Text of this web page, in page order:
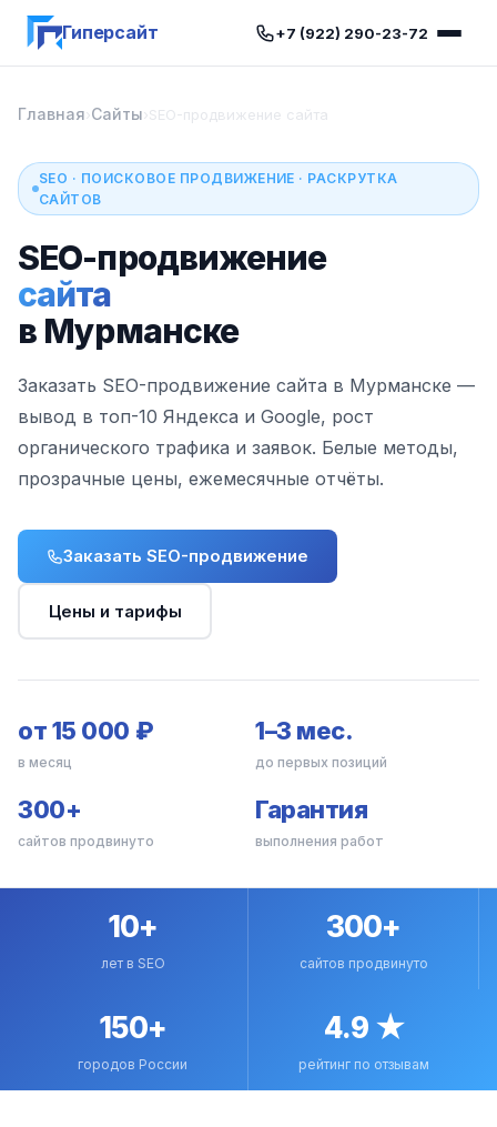
Гиперсайт +7 (922) 290-23-72
Главная›Сайты›SEO-продвижение сайта
SEO · ПОИСКОВОЕ ПРОДВИЖЕНИЕ · РАСКРУТКА
САЙТОВ
SEO-продвижение
сайта
в Мурманске
Заказать SEO-продвижение сайта в Мурманске —
вывод в топ-10 Яндекса и Google, рост
органического трафика и заявок. Белые методы,
прозрачные цены, ежемесячные отчёты.
Заказать SEO-продвижение
Цены и тарифы
от 15 000 ₽
в месяц
1–3 мес.
до первых позиций
300+
сайтов продвинуто
Гарантия
выполнения работ
10+
лет в SEO
300+
сайтов продвинуто
150+
городов России
4.9 ★
рейтинг по отзывам